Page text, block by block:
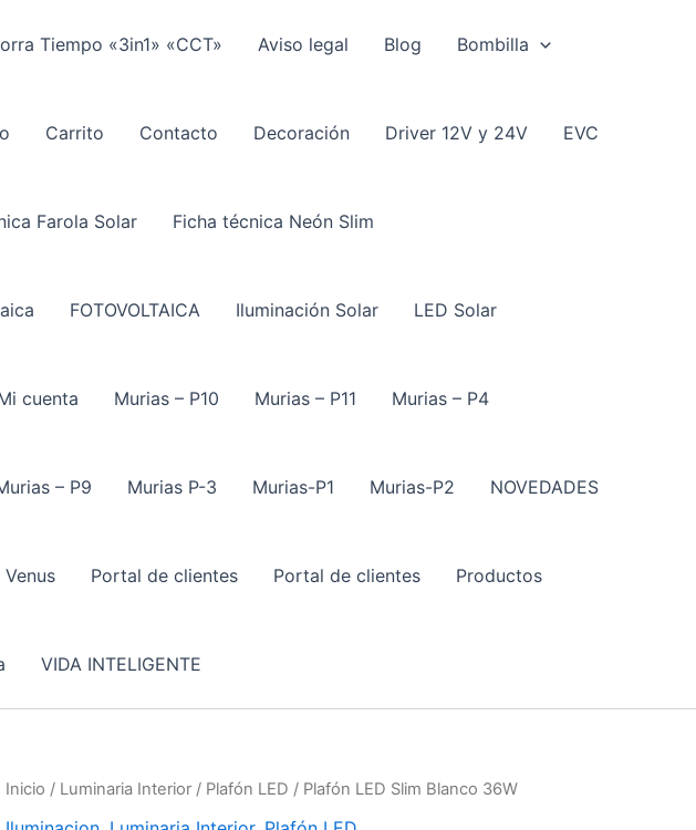
Tiempo «3in1» «CCT» Aviso legal Blog Bombilla
Carrito Contacto Decoración Driver 12V y 24V EVC
Farola Solar Ficha técnica Neón Slim
FOTOVOLTAICA Iluminación Solar LED Solar
cuenta Murias – P10 Murias – P11 Murias – P4
– P9 Murias P-3 Murias-P1 Murias-P2 NOVEDADES
Portal de clientes Portal de clientes Productos
VIDA INTELIGENTE
Inicio / Luminaria Interior / Plafón LED / Plafón LED Slim Blanco 36W